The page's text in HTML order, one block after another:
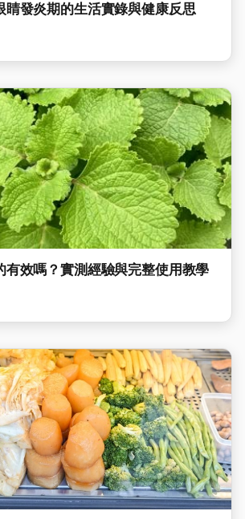
睛發炎期的生活實錄與健康反思
有效嗎？實測經驗與完整使用教學